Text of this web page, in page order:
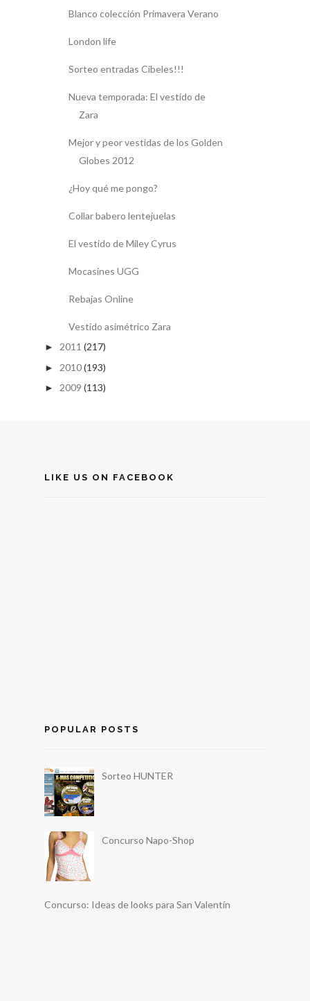
Blanco colección Primavera Verano
London life
Sorteo entradas Cibeles!!!
Nueva temporada: El vestido de
Zara
Mejor y peor vestidas de los Golden
Globes 2012
¿Hoy qué me pongo?
Collar babero lentejuelas
El vestido de Miley Cyrus
Mocasines UGG
Rebajas Online
Vestido asimétrico Zara
► 2011 (217)
► 2010(193)
► 2009 (113)
LIKE US ON FACEBOOK
POPULAR POSTS
Sorteo HUNTER
Concurso Napo-Shop
Concurso: Ideas de looks para San Valentín